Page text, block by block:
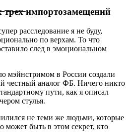
т̶р̶е̶х̶ импортозамещений
расследование я не буду,
по верхам. То что
след в эмоциональном
мэйнстримом в России создали
честный аналог ФБ. Ничего никто
пути, как я описал
стулья.
не теми же людьми, которые
может быть в этом секрет, кто